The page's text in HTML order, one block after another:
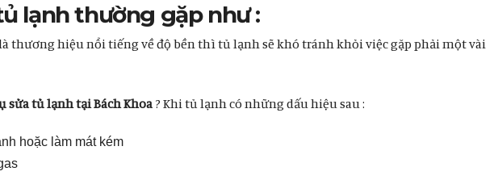
lạnh thường gặp như :
thương hiệu nổi tiếng về độ bền thì tủ lạnh sẽ khó tránh khỏi việc gặp phải một vài
sửa tủ lạnh tại Bách Khoa ? Khi tủ lạnh có những dấu hiệu sau :
hoặc làm mát kém